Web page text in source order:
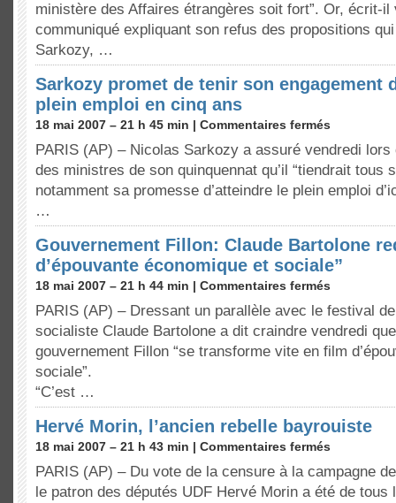
ministère des Affaires étrangères soit fort”. Or, écrit-il
communiqué expliquant son refus des propositions
Sarkozy, …
Sarkozy promet de tenir son engagement
plein emploi en cinq ans
18 mai 2007 – 21 h 45 min | Commentaires fermés
PARIS (AP) – Nicolas Sarkozy a assuré vendredi
des ministres de son quinquennat qu’il “tiendrait tous
notamment sa promesse d’atteindre le plein emploi
…
Gouvernement Fillon: Claude Bartolone
d’épouvante économique et sociale”
18 mai 2007 – 21 h 44 min | Commentaires fermés
PARIS (AP) – Dressant un parallèle avec le festival
socialiste Claude Bartolone a dit craindre vendredi
gouvernement Fillon “se transforme vite en film
sociale”.
“C’est …
Hervé Morin, l’ancien rebelle bayrouiste
18 mai 2007 – 21 h 43 min | Commentaires fermés
PARIS (AP) – Du vote de la censure à la campagne
le patron des députés UDF Hervé Morin a été de tous